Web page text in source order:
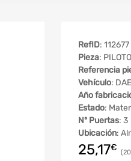
RefID: 112677
Pieza:
Referencia
Vehículo:
Año
Estado:
Nº Puertas: 3
Ubicación:
25,17€